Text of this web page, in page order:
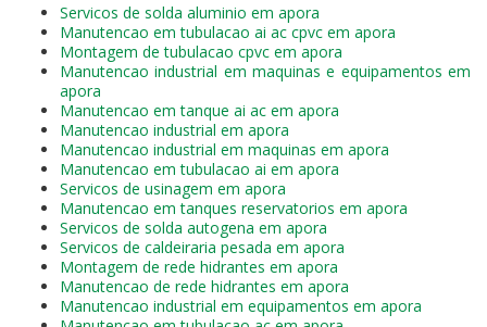
Servicos de solda aluminio em apora
Manutencao em tubulacao ai ac cpvc em apora
Montagem de tubulacao cpvc em apora
Manutencao industrial em maquinas e equipamentos em
apora
Manutencao em tanque ai ac em apora
Manutencao industrial em apora
Manutencao industrial em maquinas em apora
Manutencao em tubulacao ai em apora
Servicos de usinagem em apora
Manutencao em tanques reservatorios em apora
Servicos de solda autogena em apora
Servicos de caldeiraria pesada em apora
Montagem de rede hidrantes em apora
Manutencao de rede hidrantes em apora
Manutencao industrial em equipamentos em apora